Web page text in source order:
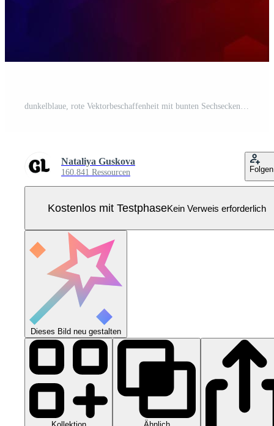
dunkelblaue, rote Vektorbeschaffenheit mit bunten Sechsecken. Pro Vektor
Nataliya Guskova
160.841 Ressourcen Folgen
Kostenlos mit TestphaseKein Verweis erforderlich
Dieses Bild neu gestalten